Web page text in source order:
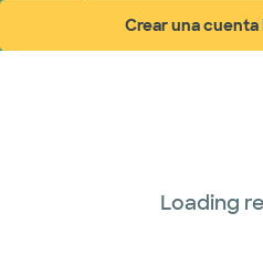
Crear una cuenta
Loading